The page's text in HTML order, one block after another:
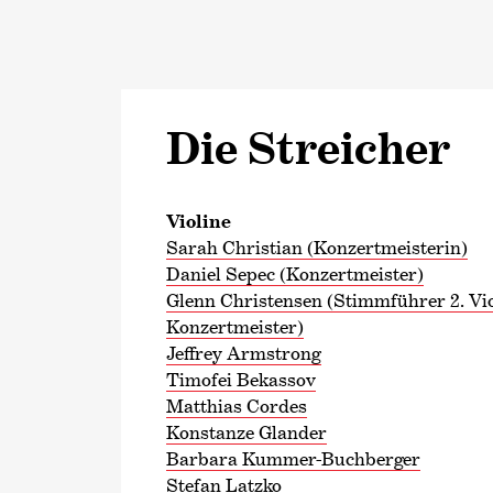
Die Streicher
Violine
Sarah Christian (Konzertmeisterin)
Daniel Sepec (Konzertmeister)
Glenn Christensen (Stimmführer 2.
Konzertmeister)
Jeffrey Armstrong
Timofei Bekassov
Matthias Cordes
Konstanze Glander
Barbara Kummer-Buchberger
Stefan Latzko